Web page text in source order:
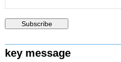
key message